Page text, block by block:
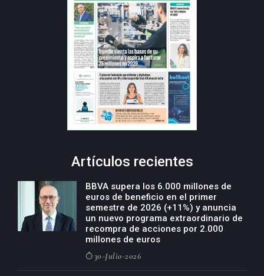
Artículos recientes
BBVA supera los 6.000 millones de
euros de beneficio en el primer
semestre de 2026 (+11%) y anuncia
un nuevo programa extraordinario de
recompra de acciones por 2.000
millones de euros
30-Julio-2026